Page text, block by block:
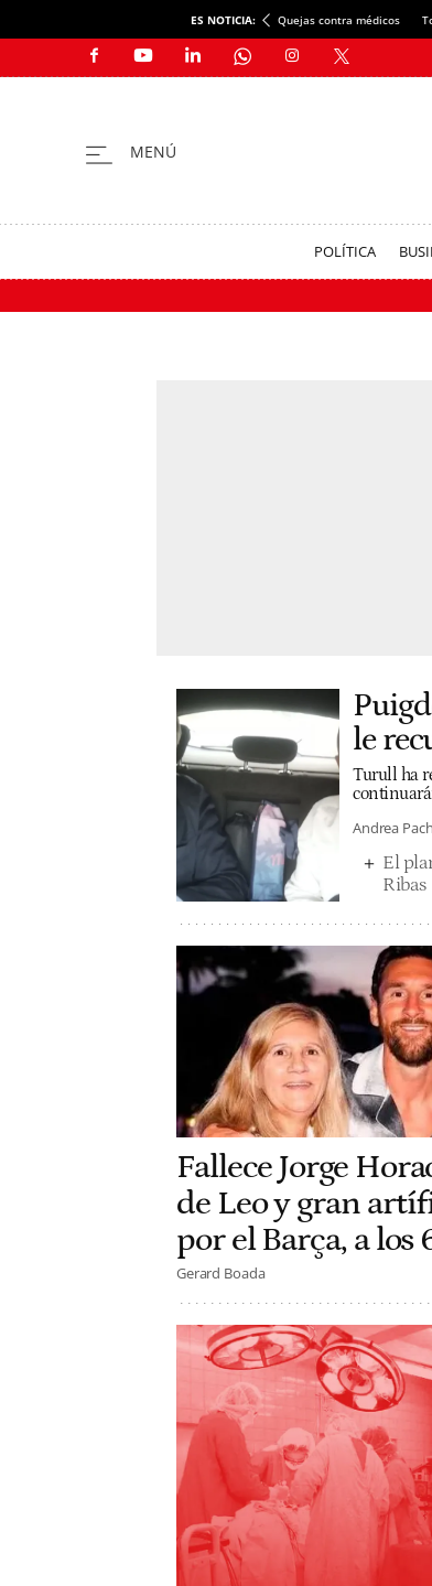
ES NOTICIA: Quejas contra médicos
POLÍTICA
le
Turull ha
Andrea
El
Ribas
Fallece Jorge
de Leo y gran
por el Barça, a los
Gerard Boada